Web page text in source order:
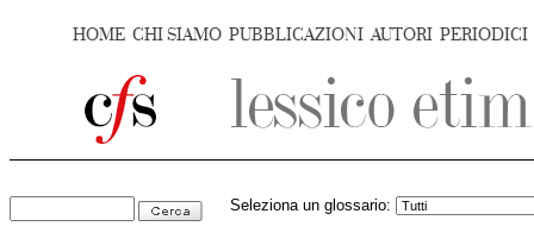
HOME CHI SIAMO PUBBLICAZIONI AUTORI PERIODICI
Seleziona un glossario: